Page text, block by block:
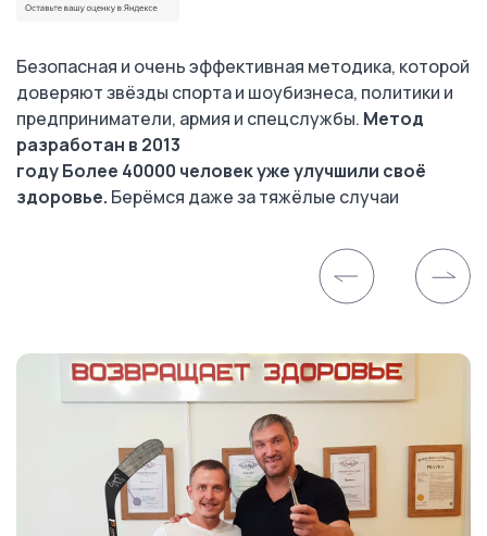
Безопасная и очень эффективная методика, которой
доверяют звёзды спорта и шоубизнеса, политики и
предприниматели, армия и спецслужбы. Метод
разработан в 2013
году Более 40000 человек уже улучшили своё
здоровье. Берёмся даже за тяжёлые случаи